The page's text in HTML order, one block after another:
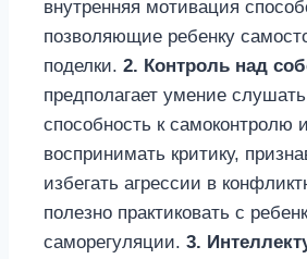
внутренняя мотивация
позволяющие ребенку
поделки. 2. Контроль над
предполагает умение
способность к самоконтролю
воспринимать критику,
избегать агрессии в
полезно практиковать с
саморегуляции. 3.